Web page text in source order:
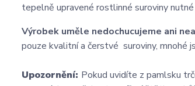
tepelně upravené rostlinné suroviny
Výrobek uměle nedochucujeme ani
pouze kvalitní a čerstvé suroviny, mnohé
Upozornění: Pokud uvidíte z pamlsku